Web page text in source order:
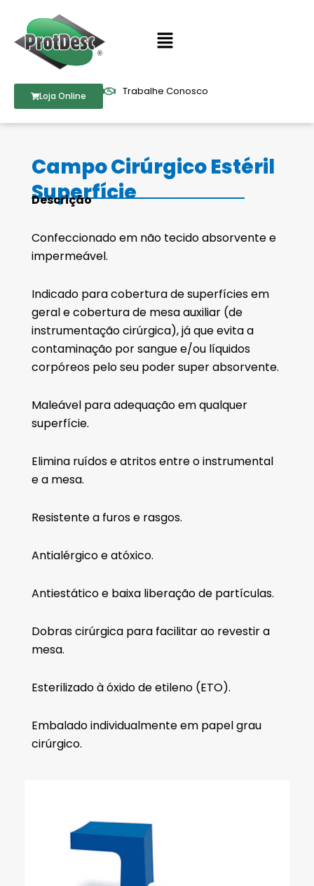
conteúdo
Menu
Loja Online Trabalhe Conosco
Campo Cirúrgico Estéril
Superfície
Descrição
Confeccionado em não tecido absorvente e
impermeável.
Indicado para cobertura de superfícies em
geral e cobertura de mesa auxiliar (de
instrumentação cirúrgica), já que evita a
contaminação por sangue e/ou líquidos
corpóreos pelo seu poder super absorvente.
Maleável para adequação em qualquer
superfície.
Elimina ruídos e atritos entre o instrumental
e a mesa.
Resistente a furos e rasgos.
Antialérgico e atóxico.
Antiestático e baixa liberação de partículas.
Dobras cirúrgica para facilitar ao revestir a
mesa.
Esterilizado à óxido de etileno (ETO).
Embalado individualmente em papel grau
cirúrgico.